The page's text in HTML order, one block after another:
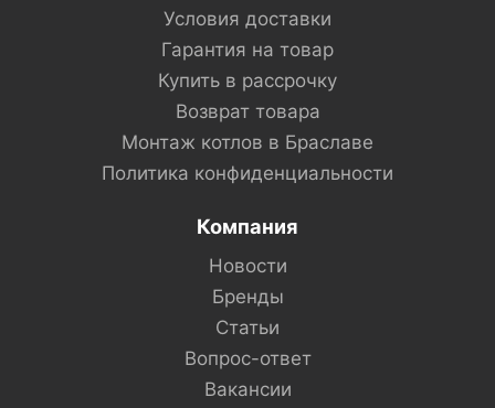
Условия доставки
Гарантия на товар
Купить в рассрочку
Возврат товара
Монтаж котлов в Браславе
Политика конфиденциальности
Компания
Новости
Бренды
Статьи
Вопрос-ответ
Вакансии